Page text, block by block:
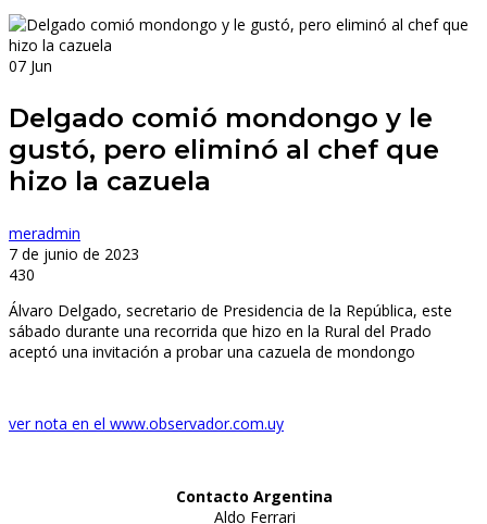
07 Jun
Delgado comió mondongo y le
gustó, pero eliminó al chef que
hizo la cazuela
meradmin
7 de junio de 2023
430
Álvaro Delgado, secretario de Presidencia de la República, este
sábado durante una recorrida que hizo en la Rural del Prado
aceptó una invitación a probar una cazuela de mondongo
ver nota en el www.observador.com.uy
Contacto Argentina
Aldo Ferrari